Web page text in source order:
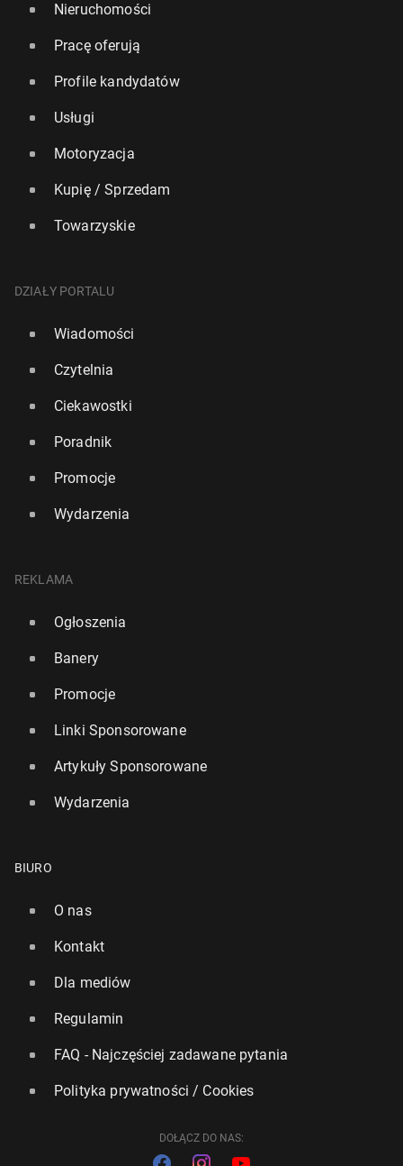
Nieruchomości
Pracę oferują
Profile kandydatów
Usługi
Motoryzacja
Kupię / Sprzedam
Towarzyskie
DZIAŁY PORTALU
Wiadomości
Czytelnia
Ciekawostki
Poradnik
Promocje
Wydarzenia
REKLAMA
Ogłoszenia
Banery
Promocje
Linki Sponsorowane
Artykuły Sponsorowane
Wydarzenia
BIURO
O nas
Kontakt
Dla mediów
Regulamin
FAQ - Najczęściej zadawane pytania
Polityka prywatności / Cookies
DOŁĄCZ DO NAS: